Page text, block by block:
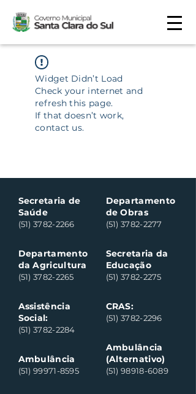
Widget Didn’t Load
Check your internet and
refresh this page.
If that doesn’t work,
contact us.
Secretaria de
Saúde
(51) 3782-2266
Departamento
da Agricultura
(51) 3782-2265
Assistência
Social:
(51) 3782-2284
Ambulância
(51) 99971-8595
Departamento
de Obras
(51) 3782-2277
Secretaria da
Educação
(51) 3782-2275
CRAS:
(51) 3782-2296
Ambulância
(Alternativo)
(51) 98918-6089